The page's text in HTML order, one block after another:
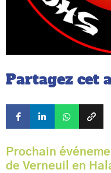
Partagez cet
Prochain
de Verneuil en